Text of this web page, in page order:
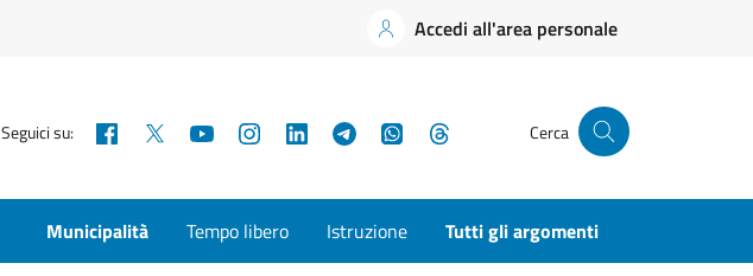
Accedi all'area personale
Seguici su: Facebook YouTubeInstagramLinkedInTelegramWhatsApp Cerca
Municipalità Tempo libero Istruzione Tutti gli argomenti